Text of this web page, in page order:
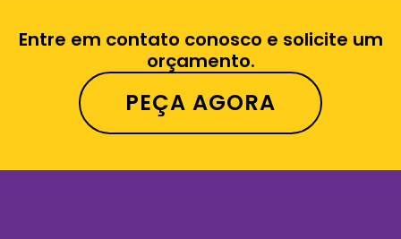
Entre em contato conosco e solicite um
orçamento.
PEÇA AGORA